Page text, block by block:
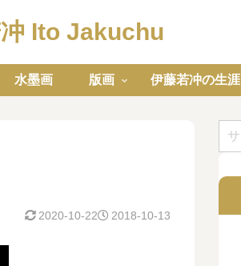
Ito Jakuchu
水墨画 版画 伊藤若冲の生涯
2018-10-13
2020-10-22